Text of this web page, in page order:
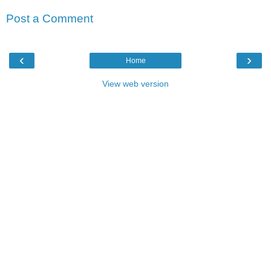
Post a Comment
‹ ›
Home
View web version